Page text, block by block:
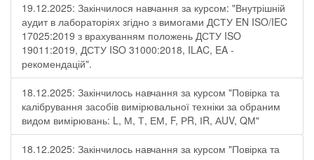
19.12.2025: Закінчилося навчання за курсом: "Внутрішній
аудит в лабораторіях згідно з вимогами ДСТУ EN ISO/IEC
17025:2019 з врахуванням положень ДСТУ ISO
19011:2019, ДСТУ ISO 31000:2018, ILAC, EA -
рекомендацій".
18.12.2025: Закінчилось навчання за курсом "Повірка та
калібрування засобів вимірювальної техніки за обраним
видом вимірювань: L, М, Т, ЕМ, F, РR, ІR, АUV, QМ"
18.12.2025: Закінчилось навчання за курсом "Повірка та